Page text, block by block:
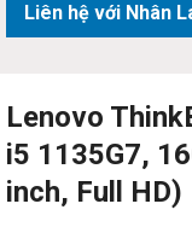
Liên hệ với Nhân
Phạm Văn Bạch,
Lenovo
i5 1135G7,
inch, Full HD)